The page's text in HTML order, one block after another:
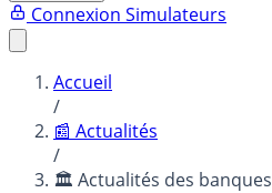
Connexion Simulateurs
Accueil
/
📰 Actualités
/
🏛️ Actualités des banques